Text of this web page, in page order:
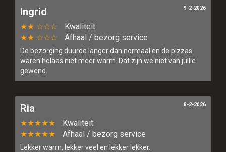
Ingrid
★★ ☆☆☆
Kwaliteit
★★ ☆☆☆
Afhaal / bezorg service
De bezorging duurde langer dan normaal en de pizzas
waren helaas niet meer warm. Dat zijn we niet van jullie
gewend.
9-2-2026
Ria
★★★★★
Kwaliteit
★★★★★
Afhaal / bezorg service
Lekker warm, lekker veel en lekker lekker.
8-2-2026